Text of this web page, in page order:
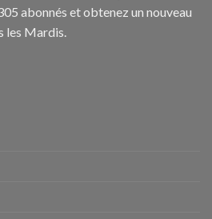
abonnés et obtenez un nouveau
les Mardis.